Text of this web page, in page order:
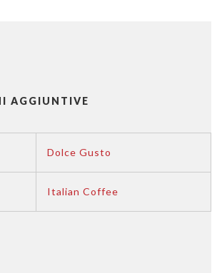
AGGIUNTIVE
Dolce Gusto
Italian Coffee